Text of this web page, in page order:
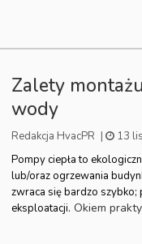
Zalety
wody
Redakcja HvacPR |
13
Pompy ciepła to
lub/oraz ogrzewania
zwraca się bardzo
eksploatacji. Okiem